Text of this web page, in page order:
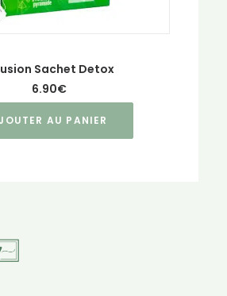
Sachet Detox
6.90€
AU PANIER